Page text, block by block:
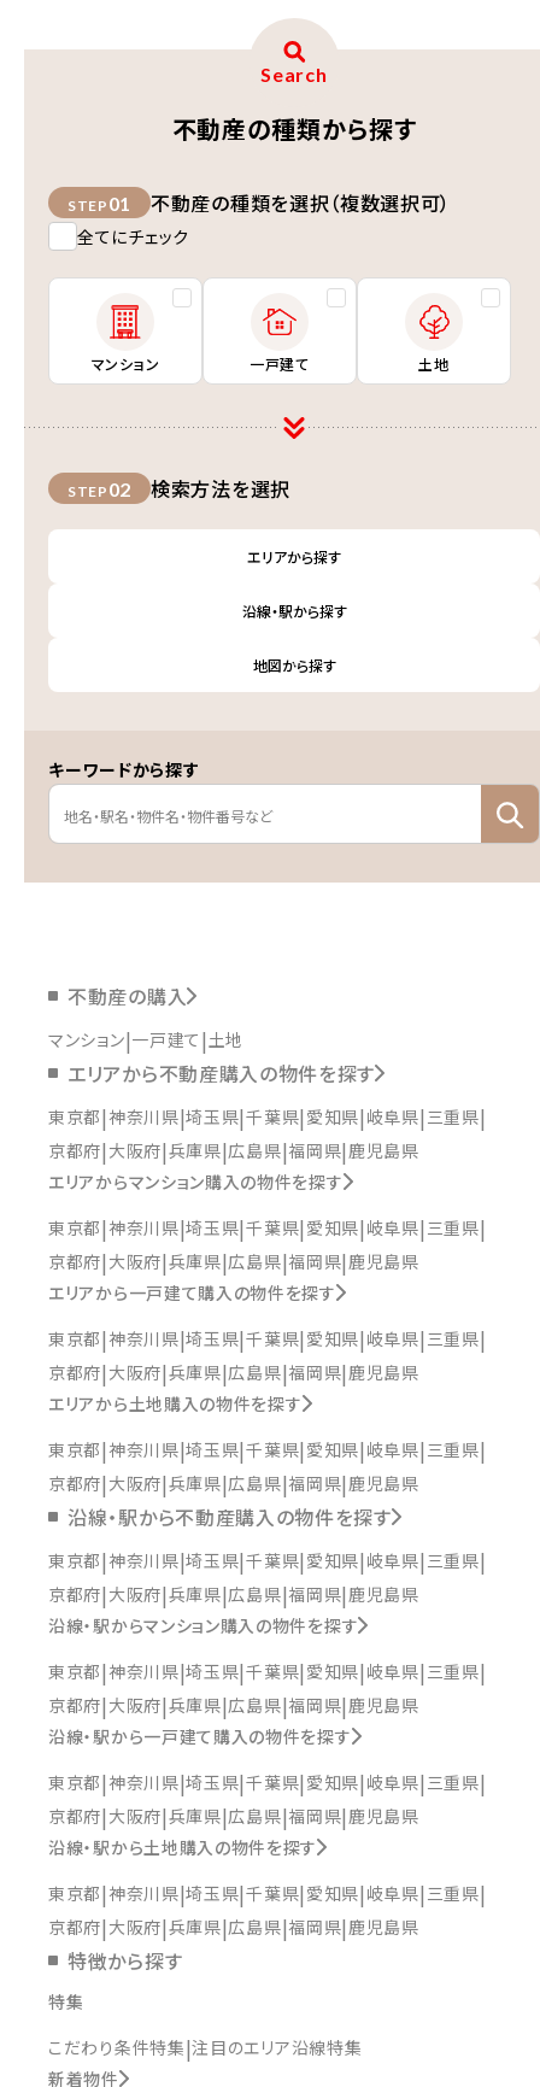
Search
不動産の種類から探す
STEP 01 不動産の種類を選択（複数選択可）
全てにチェック
マンション 一戸建て 土地
STEP 02 検索方法を選択
エリアから探す
沿線・駅から探す
地図から探す
キーワードから探す
不動産の購入
マンション 一戸建て 土地
エリアから不動産購入の物件を探す
東京都 神奈川県 埼玉県 千葉県 愛知県 岐阜県 三重県
京都府 大阪府 兵庫県 広島県 福岡県 鹿児島県
エリアからマンション購入の物件を探す
東京都 神奈川県 埼玉県 千葉県 愛知県 岐阜県 三重県
京都府 大阪府 兵庫県 広島県 福岡県 鹿児島県
エリアから一戸建て購入の物件を探す
東京都 神奈川県 埼玉県 千葉県 愛知県 岐阜県 三重県
京都府 大阪府 兵庫県 広島県 福岡県 鹿児島県
エリアから土地購入の物件を探す
東京都 神奈川県 埼玉県 千葉県 愛知県 岐阜県 三重県
京都府 大阪府 兵庫県 広島県 福岡県 鹿児島県
沿線・駅から不動産購入の物件を探す
東京都 神奈川県 埼玉県 千葉県 愛知県 岐阜県 三重県
京都府 大阪府 兵庫県 広島県 福岡県 鹿児島県
沿線・駅からマンション購入の物件を探す
東京都 神奈川県 埼玉県 千葉県 愛知県 岐阜県 三重県
京都府 大阪府 兵庫県 広島県 福岡県 鹿児島県
沿線・駅から一戸建て購入の物件を探す
東京都 神奈川県 埼玉県 千葉県 愛知県 岐阜県 三重県
京都府 大阪府 兵庫県 広島県 福岡県 鹿児島県
沿線・駅から土地購入の物件を探す
東京都 神奈川県 埼玉県 千葉県 愛知県 岐阜県 三重県
京都府 大阪府 兵庫県 広島県 福岡県 鹿児島県
特徴から探す
特集
こだわり条件特集 注目のエリア沿線特集
新着物件